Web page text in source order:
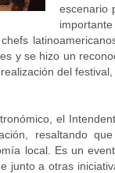
escenario
y se hizo un
del
el
resaltando
local. Es un
junto a otras